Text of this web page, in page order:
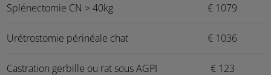
Splénectomie CN > 40kg € 1079
Urétrostomie périnéale chat € 1036
Castration gerbille ou rat sous AGPI € 123